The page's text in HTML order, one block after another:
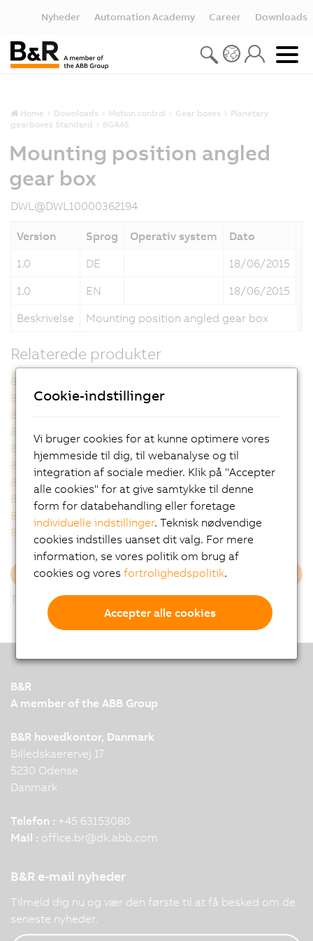
Nyheder Automation Academy Career Downloads
Home Downloads Motion control Gear boxes
Planetary
gearboxes Standard
8GA45
Mounting position angled
gear box
DWL@DWL10000362194
Version Sprog Operativ system Dato
1.0
DE 18/06/2015
1.0
EN 18/06/2015
Beskrivelse
Mounting position angled gear box
Relaterede produkter
8GA40-040hh003klmm
8GA40-040hh005klmm
8GA40-040hh007klmm
8GA40-040hh008klmm
8GA40-040hh010klmm
8GA40-040hh012klmm
8GA40-040hh015klmm
8GA40-040hh016klmm
8GA40-040hh020klmm
8GA40-040hh025klmm
8GA40-040hh032klmm
8GA40-040hh040klmm
8GA40-040hh060klmm
8GA40-040hh064klmm
8GA40-040hh080klmm
8GA40-040hh100klmm
8GA40-040hh120klmm
8GA40-040hh160klmm
Indlæs mere
Tilbage til listen
B&R
A member of the ABB Group
B&R hovedkontor, Danmark
Billedskaerervej 17
5230 Odense
Danmark
Telefon : +45 63153080
Mail : office.br@dk.abb.com
B&R e-mail nyheder
Tilmeld dig nu og vær den første til at få besked om de
seneste nyheder.
Cookie-indstillinger
Vi bruger cookies for at kunne optimere vores
hjemmeside til dig, til webanalyse og til
integration af sociale medier. Klik på "Accepter
alle cookies" for at give samtykke til denne
form for databehandling eller foretage
individuelle indstillinger. Teknisk nødvendige
cookies indstilles uanset dit valg. For mere
information, se vores politik om brug af
cookies og voresfortrolighedspolitik.
Accepter alle cookies